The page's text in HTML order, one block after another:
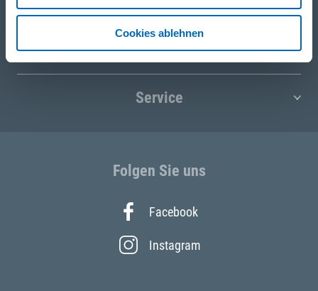
Cookies ablehnen
Unternehmen
Service
Folgen Sie uns
Facebook
Instagram